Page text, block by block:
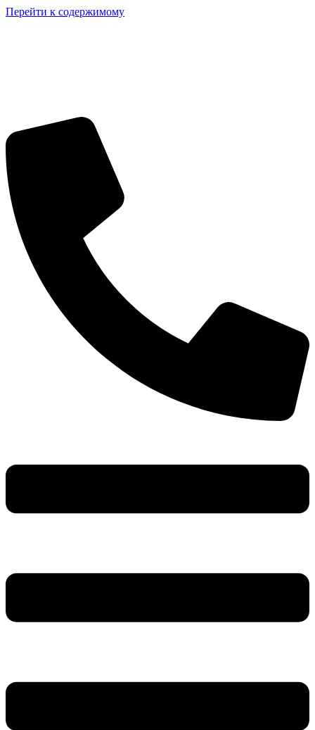
Перейти к содержимому